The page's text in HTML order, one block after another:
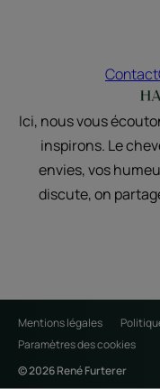
Contact
Ici, nous vous
inspirons. Le
envies, vos
discute, on
Mentions légales
Paramètres des cookies
© 2026 René Furterer